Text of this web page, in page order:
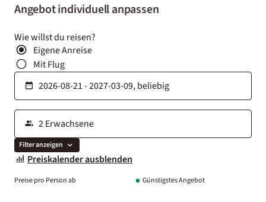
Angebot individuell anpassen
Wie willst du reisen?
Eigene Anreise
Mit Flug
Filter anzeigen
Preiskalender ausblenden
Preise pro Person ab Günstigstes Angebot